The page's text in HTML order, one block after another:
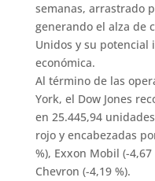
semanas, arrastrado
generando el alza de
Unidos y su
económica.
Al término de las
York, el Dow Jones
en 25.445,94
rojo y encabezadas
%), Exxon Mobil (-4,67
Chevron (-4,19 %).